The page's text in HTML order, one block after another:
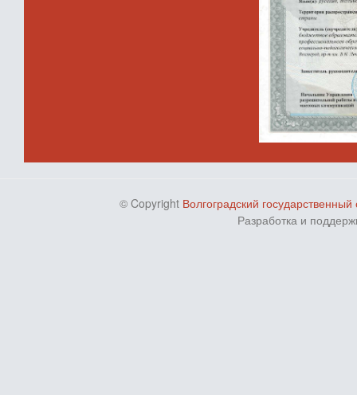
© Copyright Волгоградский
Разработка и